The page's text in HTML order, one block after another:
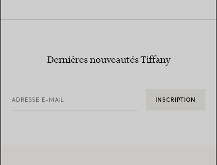
Dernières nouveautés Tiffany
ADRESSE E-MAIL INSCRIPTION